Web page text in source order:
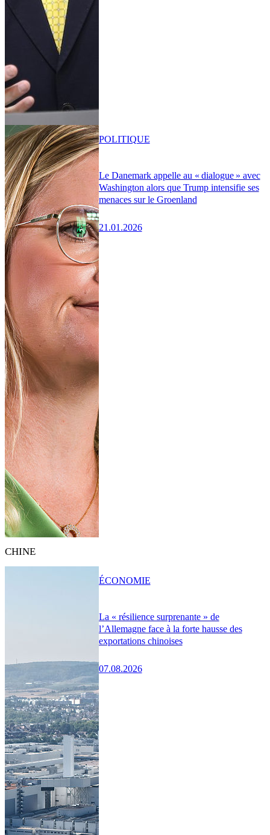
Le Danemark appelle au « dialogue » avec
Washington alors que Trump intensifie ses
menaces sur le Groenland
21.01.2026
POLITIQUE
CHINE
La « résilience surprenante » de
l’Allemagne face à la forte hausse des
exportations chinoises
07.08.2026
ÉCONOMIE